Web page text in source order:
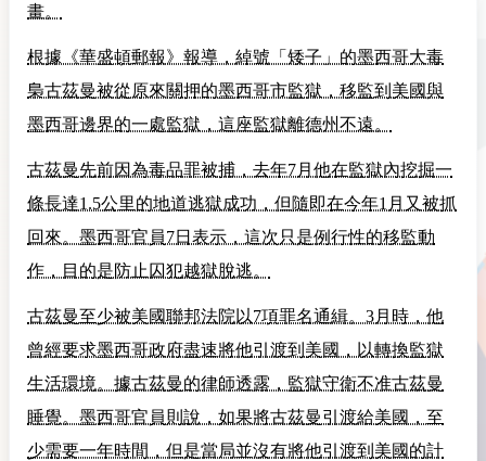
畫。
根據《華盛頓郵報》報導，綽號「矮子」的墨西哥大毒
梟古茲曼被從原來關押的墨西哥市監獄，移監到美國與
墨西哥邊界的一處監獄，這座監獄離德州不遠。
古茲曼先前因為毒品罪被捕，去年7月他在監獄內挖掘一
條長達1.5公里的地道逃獄成功，但隨即在今年1月又被抓
回來。墨西哥官員7日表示，這次只是例行性的移監動
作，目的是防止囚犯越獄脫逃。
古茲曼至少被美國聯邦法院以7項罪名通緝。3月時，他
曾經要求墨西哥政府盡速將他引渡到美國，以轉換監獄
生活環境。據古茲曼的律師透露，監獄守衛不准古茲曼
睡覺。墨西哥官員則說，如果將古茲曼引渡給美國，至
少需要一年時間，但是當局並沒有將他引渡到美國的計